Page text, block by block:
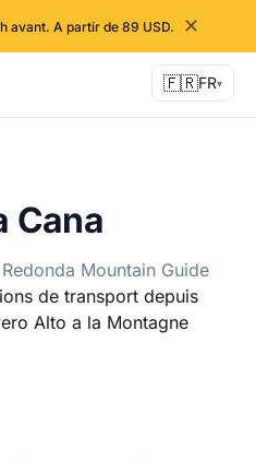
avant. A partir de 89 USD. ✕
🇫🇷FR▾
Cana
Mountain Guide
de transport depuis
Alto a la Montagne